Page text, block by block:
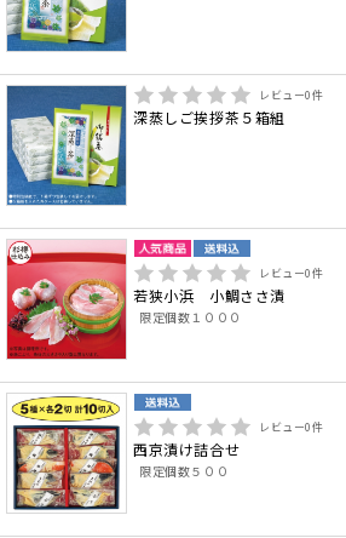
レビュー0件
深蒸しご挨拶茶５箱組
レビュー0件
若狭小浜 小鯛ささ漬
限定個数１０００
レビュー0件
西京漬け詰合せ
限定個数５００